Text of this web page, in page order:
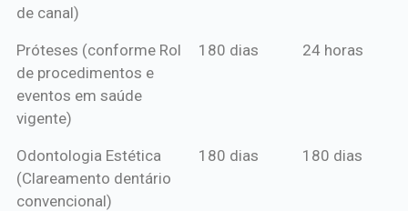
de canal)
Próteses (conforme Rol
de procedimentos e
eventos em saúde
vigente)
180 dias 24 horas
Odontologia Estética
(Clareamento dentário
convencional)
180 dias 180 dias